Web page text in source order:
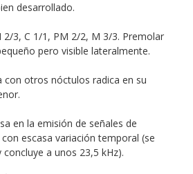
desarrollado.
2/3, C 1/1, PM 2/2, M 3/3. Premolar
pero visible lateralmente.
con otros nóctulos radica en su
en la emisión de señales de
escasa variación temporal (se
a unos 23,5 kHz).